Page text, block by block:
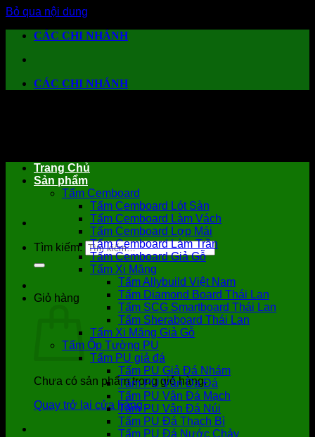
Bỏ qua nội dung
CÁC CHI NHÁNH
CÁC CHI NHÁNH
Tìm kiếm:
Giỏ hàng
Chưa có sản phẩm trong giỏ hàng.
Quay trở lại cửa hàng
Trang Chủ
Sản phẩm
Tấm Cemboard
Tấm Cemboard Lót Sàn
Tấm Cemboard Làm Vách
Tấm Cemboard Lợp Mái
Tấm Cemboard Làm Trần
Tấm Cemboard Giả Gỗ
Tấm Xi Măng
Tấm Allybuild Việt Nam
Tấm Diamond Board Thái Lan
Tấm SCG Smartboard Thái Lan
Tấm Sheraboard Thái Lan
Tấm Xi Măng Giả Gỗ
Tấm Ốp Tường PU
Tấm PU giả đá
Tấm PU Giả Đá Nhám
Tấm PU Vân Da Đá
Tấm PU Vân Đá Mạch
Tấm PU Vân Đá Núi
Tấm PU Đá Thạch Bì
Tấm PU Đá Nước Chảy